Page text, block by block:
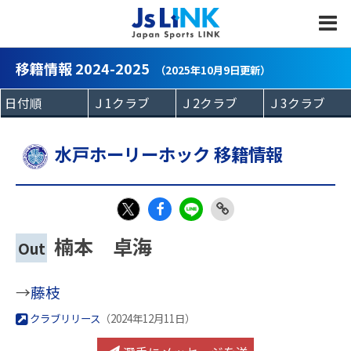
移籍情報 2024-2025 （2025年10月9日更新）
水戸ホーリーホック 移籍情報
eb
Out 楠本 卓海
→藤枝
クラブリリース （2024年12月11日）